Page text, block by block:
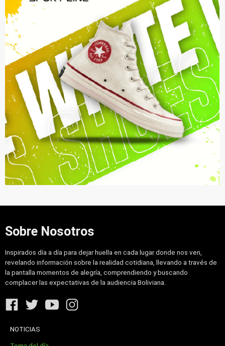
Sobre Nosotros
Inspirados día a día para dejar huella en cada lugar donde nos ven,
revelando información sobre la realidad cotidiana, llevando a través de
la pantalla momentos de alegría, comprendiendo y buscando
complacer las expectativas de la audiencia Boliviana.
NOTICIAS